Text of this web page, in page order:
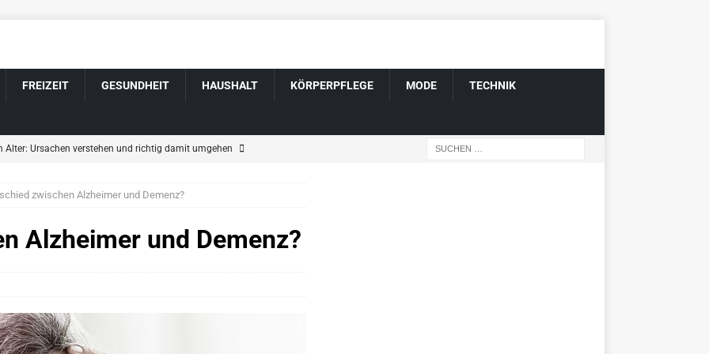
FREIZEIT GESUNDHEIT HAUSHALT KÖRPERPFLEGE MODE TECHNIK
Alter: Ursachen verstehen und richtig damit umgehen
Schlaganfall: Wenn sich das Wesen verändert
zwischen Alzheimer und Demenz?
Alzheimer und Demenz?